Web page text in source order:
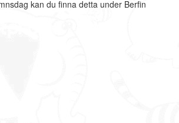
kan du finna detta under Berfin